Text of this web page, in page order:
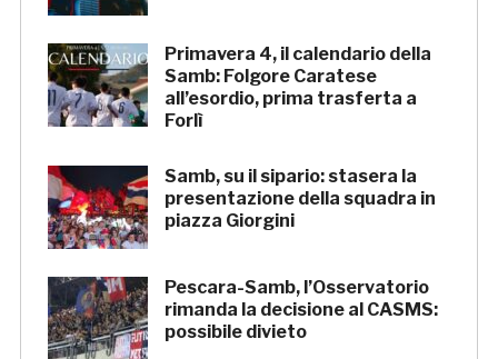
Primavera 4, il calendario della
Samb: Folgore Caratese
all’esordio, prima trasferta a
Forlì
Samb, su il sipario: stasera la
presentazione della squadra in
piazza Giorgini
Pescara-Samb, l’Osservatorio
rimanda la decisione al CASMS:
possibile divieto